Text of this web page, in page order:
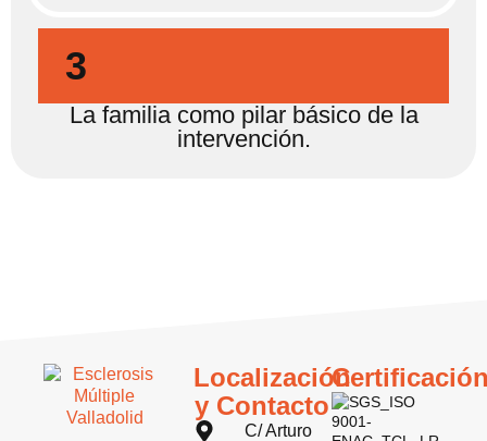
3
La familia como pilar básico de la
intervención.
Localización
y Contacto
C/ Arturo